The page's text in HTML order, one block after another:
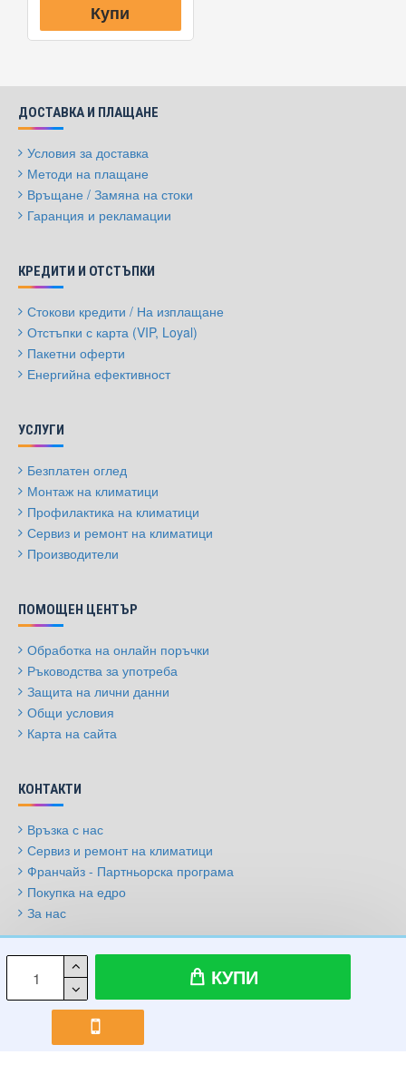
КУПИ
Купи
ДОСТАВКА И ПЛАЩАНЕ
Условия за доставка
Методи на плащане
Връщане / Замяна на стоки
Гаранция и рекламации
КРЕДИТИ И ОТСТЪПКИ
Стокови кредити / На изплащане
Отстъпки с карта (VIP, Loyal)
Пакетни оферти
Енергийна ефективност
УСЛУГИ
Безплатен оглед
Монтаж на климатици
Профилактика на климатици
Сервиз и ремонт на климатици
Производители
ПОМОЩЕН ЦЕНТЪР
Обработка на онлайн поръчки
Ръководства за употреба
Защита на лични данни
Общи условия
Карта на сайта
КОНТАКТИ
Връзка с нас
Сервиз и ремонт на климатици
Франчайз - Партньорска програма
Покупка на едро
За нас
© 2009-2026, Климатици.бг, Всички права запазени